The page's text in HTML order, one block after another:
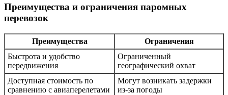
Преимущества и ограничения паромных
перевозок
Преимущества
Ограничения
Быстрота и удобство
передвижения
Ограниченный
географический охват
Доступная стоимость по
сравнению с авиаперелетами
Могут возникать задержки
из-за погоды